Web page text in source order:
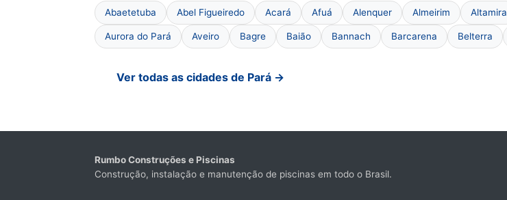
Abaetetuba Abel Figueiredo Acará Afuá Alenquer Almeirim Altamira
Aurora do Pará Aveiro Bagre Baião Bannach Barcarena Belterra
Ver todas as cidades de Pará →
Rumbo Construções e Piscinas
Construção, instalação e manutenção de piscinas em todo o Brasil.